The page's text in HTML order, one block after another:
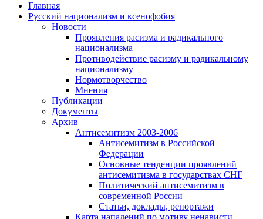
Главная
Русский национализм и ксенофобия
Новости
Проявления расизма и радикального
национализма
Противодействие расизму и радикальному
национализму
Нормотворчество
Мнения
Публикации
Документы
Архив
Антисемитизм 2003-2006
Антисемитизм в Российской
Федерации
Основные тенденции проявлений
антисемитизма в государствах СНГ
Политический антисемитизм в
современной России
Статьи, доклады, репортажи